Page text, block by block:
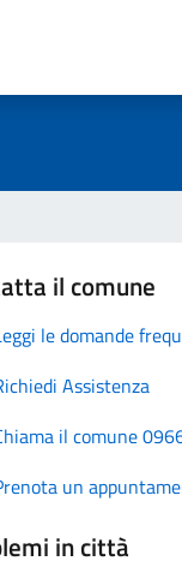
il comune
le domande
Assistenza
il comune
un
in città